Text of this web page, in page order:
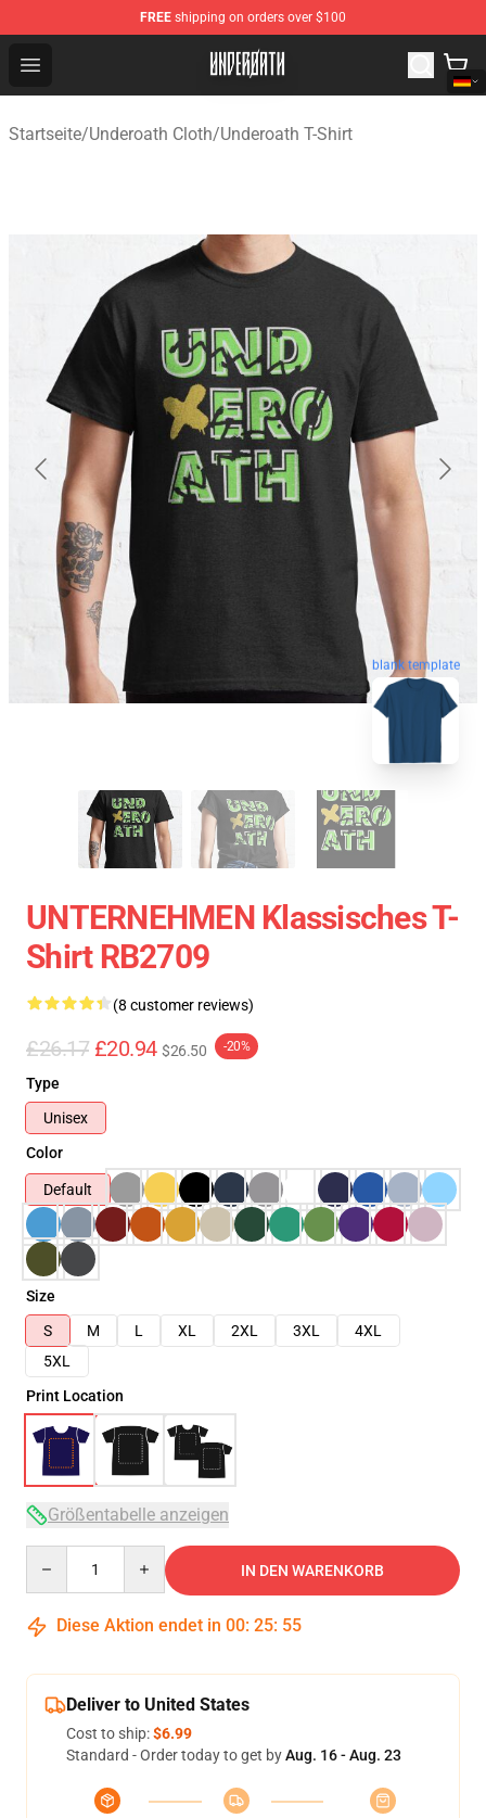
FREE shipping on orders over $100
Open menu
Underoath Store - Official Underoath Merchandise Shop
Startseite/Underoath Cloth/Underoath T-Shirt
blank template
UNTERNEHMEN Klassisches T-
Shirt RB2709
(8 customer reviews)
£26.17 £20.94 $26.50 -20%
Type
Unisex
Color
Default
Size
S
M L XL 2XL 3XL
4XL
5XL
Print Location
Größentabelle anzeigen
IN DEN WARENKORB
Diese Aktion endet in 00: 25: 54
Deliver to United States
Cost to ship:$6.99
Standard - Order today to get byAug. 16 - Aug. 23